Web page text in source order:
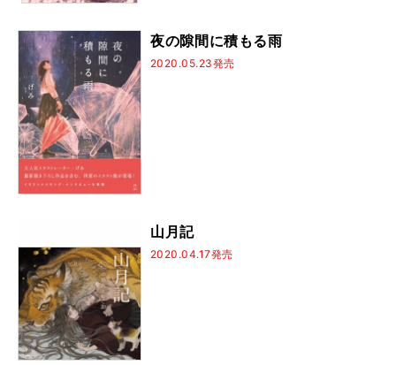
夜の隙間に積もる雨
2020.05.23発売
山月記
2020.04.17発売